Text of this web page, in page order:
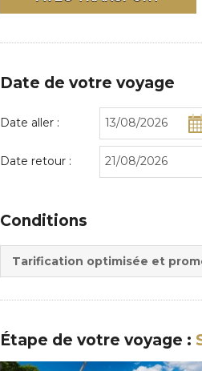
Date de votre voyage
Date aller :
Date retour :
Conditions
Tarification optimisée et
Étape de votre voyage :